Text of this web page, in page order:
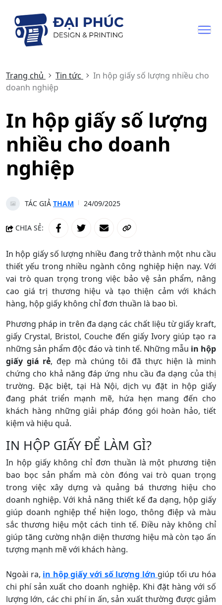
Trang chủ Tin tức
In hộp giấy số lượng nhiều cho
doanh nghiệp
In hộp giấy số lượng
nhiều cho doanh
nghiệp
TÁC GIẢ THAM 24/09/2025
CHIA SẺ:
In hộp giấy số lượng nhiều đang trở thành một nhu cầu
thiết yếu trong nhiều ngành công nghiệp hiện nay. Với
vai trò quan trọng trong việc bảo vệ sản phẩm, nâng
cao giá trị thương hiệu và tạo thiện cảm với khách
hàng, hộp giấy không chỉ đơn thuần là bao bì.
Phương pháp in trên đa dạng các chất liệu từ giấy kraft,
giấy Crystal, Bristol, Couche đến giấy Ivory giúp tạo ra
những sản phẩm độc đáo và tinh tế. Những mẫu in hộp
giấy giá rẻ, đẹp mà chúng tôi đã thực hiện là minh
chứng cho khả năng đáp ứng nhu cầu đa dạng của thị
trường. Đặc biệt, tại Hà Nội, dịch vụ đặt in hộp giấy
đang phát triển mạnh mẽ, hứa hẹn mang đến cho
khách hàng những giải pháp đóng gói hoàn hảo, tiết
kiệm và hiệu quả.
IN HỘP GIẤY ĐỂ LÀM GÌ?
In hộp giấy không chỉ đơn thuần là một phương tiện
bao bọc sản phẩm mà còn đóng vai trò quan trọng
trong việc xây dựng và quảng bá thương hiệu cho
doanh nghiệp. Với khả năng thiết kế đa dạng, hộp giấy
giúp doanh nghiệp thể hiện logo, thông điệp và màu
sắc thương hiệu một cách tinh tế. Điều này không chỉ
giúp tăng cường nhận diện thương hiệu mà còn tạo ấn
tượng mạnh mẽ với khách hàng.
Ngoài ra, in hộp giấy với số lượng lớn giúp tối ưu hóa
chi phí sản xuất cho doanh nghiệp. Khi đặt hàng với số
lượng lớn, các chi phí in ấn, sản xuất thường được giảm